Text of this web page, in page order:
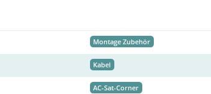
Montage Zubehör
Kabel
AC-Sat-Corner